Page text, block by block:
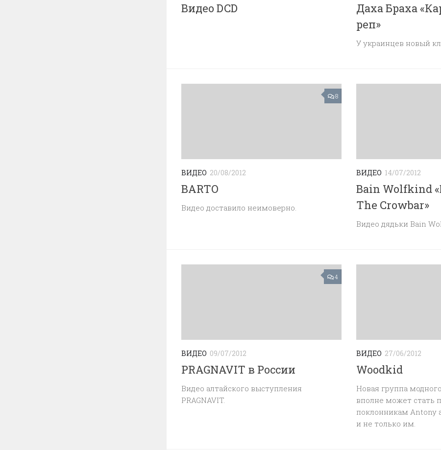
Видео DCD
Даха Браха
реп»
У украинцев новый
8
ВИДЕО 20/08/2012
BARTO
Видео доставило неимоверно.
ВИДЕО 14/07/2012
Bain Wolfkind
The Crowbar»
Видео дядьки Bain
4
ВИДЕО 09/07/2012
PRAGNAVIT в России
Видео алтайского выступления
PRAGNAVIT.
ВИДЕО 27/06/2012
Woodkid
Новая группа
вполне может стать
поклонникам Antony
и не только им.